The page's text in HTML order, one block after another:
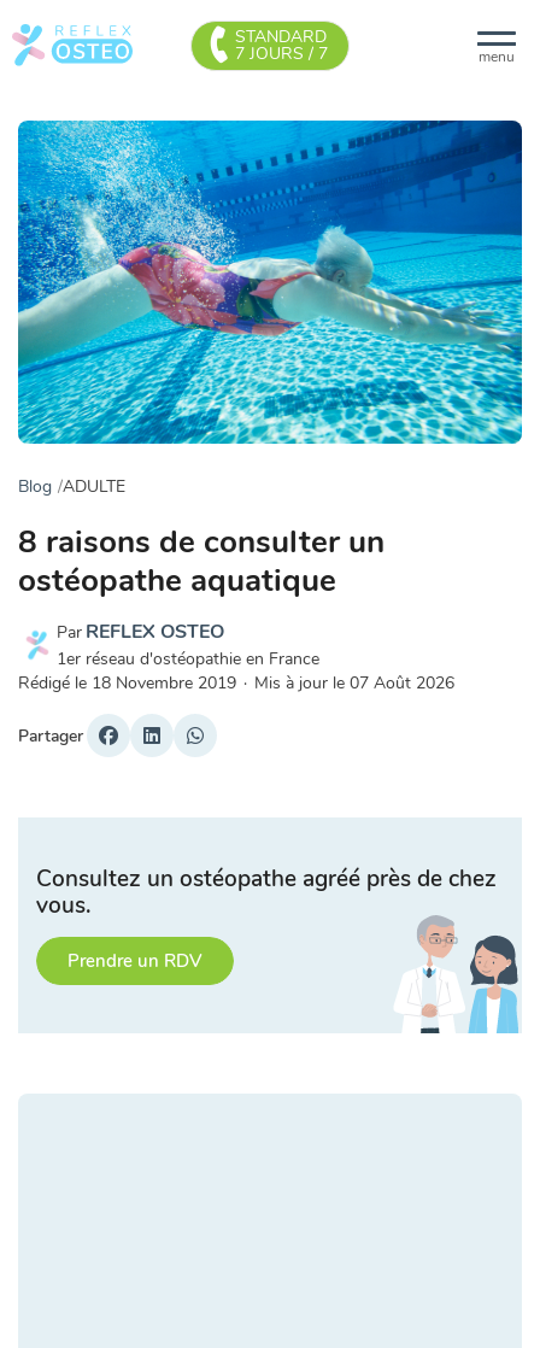
menu
STANDARD
7 JOURS / 7
Blog ADULTE
8 raisons de consulter un
ostéopathe aquatique
Par REFLEX OSTEO
1er réseau d'ostéopathie en France
Rédigé le 18 Novembre 2019 · Mis à jour le 07 Août 2026
Partager
Consultez un ostéopathe agréé près de chez
vous.
Prendre un RDV